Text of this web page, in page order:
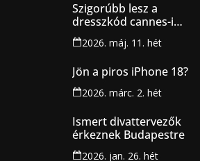
Szigorúbb lesz a
dresszkód cannes-i
fesztiválon
2026. máj. 11. hét
Jön a piros iPhone 18?
2026. márc. 2. hét
Ismert divattervezők
érkeznek Budapestre
2026. jan. 26. hét